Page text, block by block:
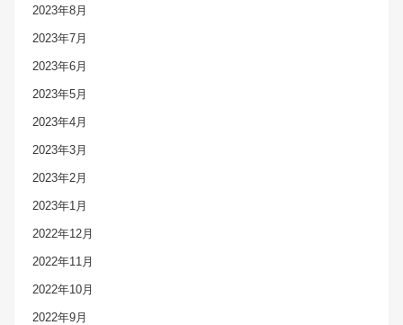
2023年8月
2023年7月
2023年6月
2023年5月
2023年4月
2023年3月
2023年2月
2023年1月
2022年12月
2022年11月
2022年10月
2022年9月